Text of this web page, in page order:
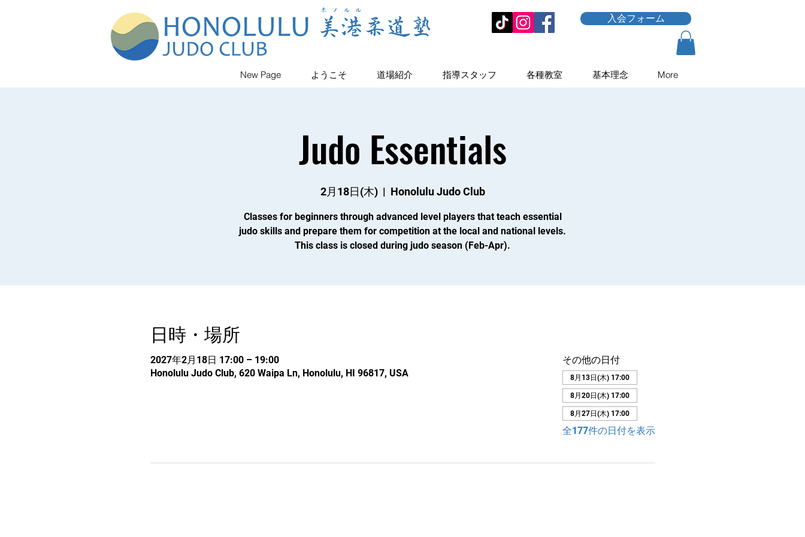
New Page ようこそ 道場紹介 指導スタッフ 各種教室 基本理念 More
入会フォーム
Judo Essentials
2月18日(木)
  |
Honolulu Judo Club
Classes for beginners through advanced level players that teach essential
judo skills and prepare them for competition at the local and national levels.
This class is closed during judo season (Feb-Apr).
日時・場所
2027年2月18日 17:00 – 19:00
Honolulu Judo Club, 620 Waipa Ln, Honolulu, HI 96817, USA
その他の日付
8月13日(木) 17:00
8月20日(木) 17:00
8月27日(木) 17:00
全177件の日付を表示